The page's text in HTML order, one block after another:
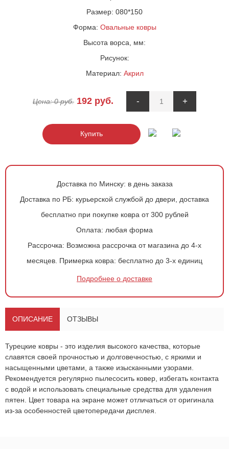
Размер: 080*150
Форма: Овальные ковры
Высота ворса, мм:
Рисунок:
Материал: Акрил
Цена:0руб. 192 руб. - +
Купить
Доставка по Минску: в день заказа
Доставка по РБ: курьерской службой до двери, доставка
бесплатно при покупке ковра от 300 рублей
Оплата: любая форма
Рассрочка: Возможна рассрочка от магазина до 4-х
месяцев. Примерка ковра: бесплатно до 3-х единиц
Подробнее о доставке
ОПИСАНИЕ ОТЗЫВЫ
Турецкие ковры - это изделия высокого качества, которые
славятся своей прочностью и долговечностью, с яркими и
насыщенными цветами, а также изысканными узорами.
Рекомендуется регулярно пылесосить ковер, избегать контакта
с водой и использовать специальные средства для удаления
пятен. Цвет товара на экране может отличаться от оригинала
из-за особенностей цветопередачи дисплея.
Оформитьзаказ!
-